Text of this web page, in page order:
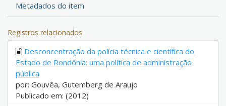
Metadados do item
Registros relacionados
Desconcentração da polícia técnica e científica do
Estado de Rondônia: uma política de administração
pública
por: Gouvêa, Gutemberg de Araujo
Publicado em: (2012)